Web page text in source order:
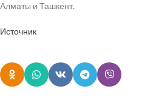
Алматы и Ташкент.
Источник